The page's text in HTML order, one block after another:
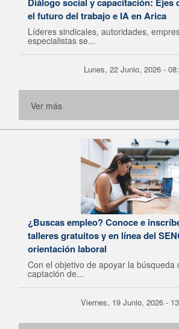
el futuro del trabajo e IA en Arica
Líderes sindicales, autoridades,
especialistas se...
Lunes, 22 Junio, 2026 -
Ver más
¿Buscas empleo? Conoce e
talleres gratuitos y en línea del
orientación laboral
Con el objetivo de apoyar la búsqueda
captación de...
Viernes, 19 Junio, 2026 -